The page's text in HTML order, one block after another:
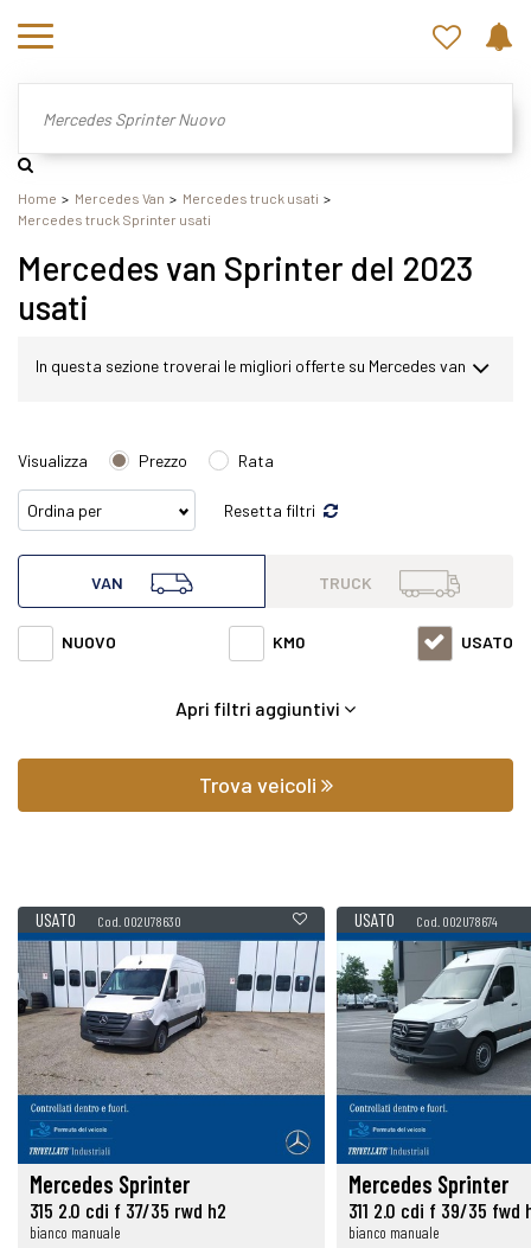
Home Mercedes Van
Mercedes truck usati
Mercedes truck Sprinter usati
Mercedes van Sprinter del 2023
usati
In questa sezione troverai le migliori offerte su Mercedes van
Mercedes van Sprinter del 2023 con varie fasce di prezzi ed
equipaggiamenti in grado di soddisfare qualsiasi esigenza
di comfort o prestazione.
Oltre a conoscere il prezzo potrai scoprire gli
Contattaci per richiedere qualsiasi informazione o un
preventivo gratuito.
Visualizza Prezzo Rata
Resetta filtri
VAN TRUCK
NUOVO KM0 USATO
Apri filtri aggiuntivi
Trova veicoli
USATO Cod. 002U78630
Mercedes Sprinter
315 2.0 cdi f 37/35 rwd h2
bianco manuale
USATO Cod. 002U78674
Mercedes Sprinter
311 2.0 cdi f 39/35 fwd
bianco manuale